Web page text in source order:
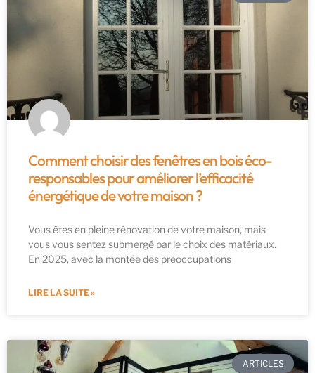
Comment choisir des fenêtres en bois éco-
responsables pour améliorer l’efficacité
énergétique de votre maison ?
Vous êtes en pleine rénovation de votre maison, mais
vous vous sentez submergé par le choix des matériaux.
En 2025, avec la montée des préoccupations
LIRE LA SUITE »
ARTICLES